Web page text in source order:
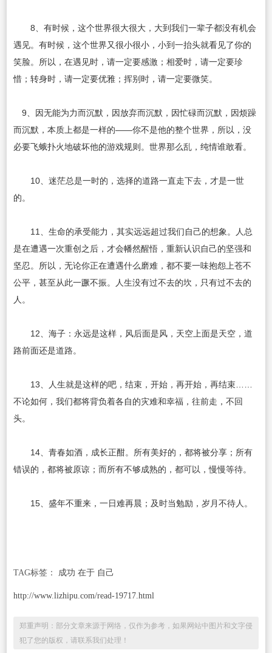
8、有时候，这个世界很大很大，大到我们一辈子都没有机会
遇见。有时候，这个世界又很小很小，小到一抬头就看见了你的
笑脸。所以，在遇见时，请一定要感激；相爱时，请一定要珍
惜；转身时，请一定要优雅；挥别时，请一定要微笑。
9 、因无能为力而沉默，因放弃而沉默，因忙碌而沉默，因烦躁
而沉默，本质上都是一样的——你不是他的整个世界，所以，没
必要飞蛾扑火地破坏他的游戏规则。世界那么乱，纯情谁敢看。
10、迷茫总是一时的，选择的道路一直走下去，才是一世
的。
11、生命的承受能力，其实远远超过我们自己的想象。人总
是在遭遇一次重创之后，才会幡然醒悟，重新认识自己的坚强和
坚忍。所以，无论你正在遭遇什么磨难，都不要一味抱怨上苍不
公平，甚至从此一蹶不振。人生没有过不去的坎，只有过不去的
人。
12、海子：永远是这样，风后面是风，天空上面是天空，道
路前面还是道路。
13、人生就是这样的吧，结束，开始，再开始，再结束……
不论如何，我们都将背负着各自的灾难和幸福，往前走，不回
头。
14、青春如酒，成长正酣。所有美好的，都将被分享；所有
错误的，都将被原谅；而所有不够成熟的，都可以，慢慢等待。
15、盛年不重来，一日难再晨；及时当勉励，岁月不待人。
TAG标签： 成功 在于 自己
http://www.lizhipu.com/read-19717.html
郑重声明：部分文章来源于网络，仅作为参考，如果网站中图片和文字侵
犯了您的版权，请联系我们处理！